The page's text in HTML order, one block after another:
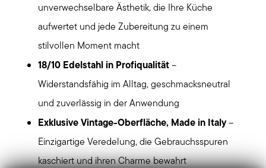
unverwechselbare Ästhetik, die Ihre Küche
aufwertet und jede Zubereitung zu einem
stilvollen Moment macht
18/10 Edelstahl in Profiqualität–
Widerstandsfähig im Alltag, geschmacksneutral
und zuverlässig in der Anwendung
Exklusive Vintage-Oberfläche, Made in Italy–
Einzigartige Veredelung, die Gebrauchsspuren
kaschiert und ihren Charme bewahrt